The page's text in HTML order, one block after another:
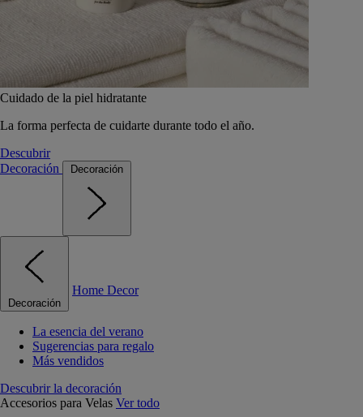
Cuidado de la piel hidratante
La forma perfecta de cuidarte durante todo el año.
Descubrir
Decoración
Decoración
Decoración
Home Decor
La esencia del verano
Sugerencias para regalo
Más vendidos
Descubrir la decoración
Accesorios para Velas Ver todo